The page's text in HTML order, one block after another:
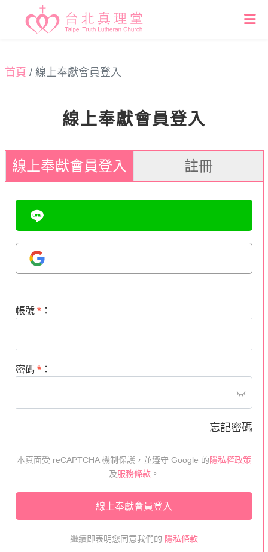
首頁 線上奉獻會員登入
線上奉獻會員登入
線上奉獻會員登入 註冊
帳號 * ：
密碼 * ：
忘記密碼
本頁面受 reCAPTCHA 機制保護，並遵守 Google 的隱私權政策
及服務條款 。
線上奉獻會員登入
繼續即表明您同意我們的 隱私條款